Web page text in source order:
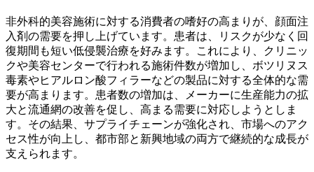
非外科的美容施術に対する消費者の嗜好の高まりが、顔面注
入剤の需要を押し上げています。患者は、リスクが少なく回
復期間も短い低侵襲治療を好みます。これにより、クリニッ
クや美容センターで行われる施術件数が増加し、ボツリヌス
毒素やヒアルロン酸フィラーなどの製品に対する全体的な需
要が高まります。患者数の増加は、メーカーに生産能力の拡
大と流通網の改善を促し、高まる需要に対応しようとしま
す。その結果、サプライチェーンが強化され、市場へのアク
セス性が向上し、都市部と新興地域の両方で継続的な成長が
支えられます。